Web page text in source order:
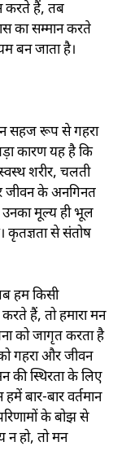
करते हैं, तब
का सम्मान करते
बन जाता है।
सहज रूप से गहरा
कारण यह है कि
शरीर, चलती
जीवन के अनगिनत
मूल्य ही भूल
कृतज्ञता से संतोष
हम किसी
करते हैं, तो हमारा मन
को जागृत करता है
गहरा और जीवन
की स्थिरता के लिए
बार-बार वर्तमान
के बोझ से
न हो, तो मन